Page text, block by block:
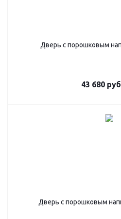
Дверь с порошковым
43 680
Дверь с порошковым